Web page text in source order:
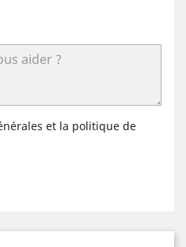
et la politique de